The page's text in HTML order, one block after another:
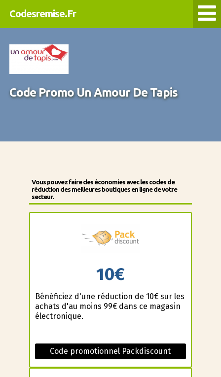
Codesremise.Fr
Code Promo Un Amour De Tapis
Vous pouvez faire des économies avec les codes de
réduction des meilleures boutiques en ligne de votre
secteur.
10€
Bénéficiez d'une réduction de 10€ sur les
achats d'au moins 99€ dans ce magasin
électronique.
Code promotionnel Packdiscount